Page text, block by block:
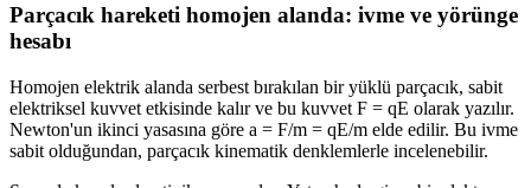
Parçacık hareketi homojen alanda: ivme ve yörünge
hesabı
Homojen elektrik alanda serbest bırakılan bir yüklü parçacık, sabit
elektriksel kuvvet etkisinde kalır ve bu kuvvet F = qE olarak yazılır.
Newton'un ikinci yasasına göre a = F/m = qE/m elde edilir. Bu ivme
sabit olduğundan, parçacık kinematik denklemlerle incelenebilir.